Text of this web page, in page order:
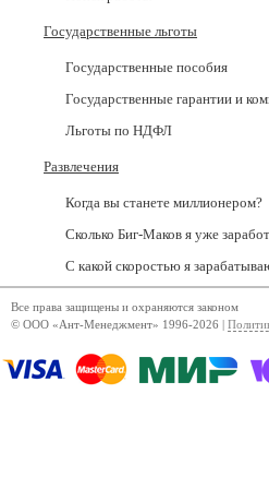
Государственные льготы
Государственные пособия
Государственные гарантии и
Льготы по НДФЛ
Развлечения
Когда вы станете миллионером?
Сколько Биг-Маков я уже
С какой скоростью я
Все права защищены и охраняются законом
© ООО «Ант-Менеджмент» 1996-2026 |